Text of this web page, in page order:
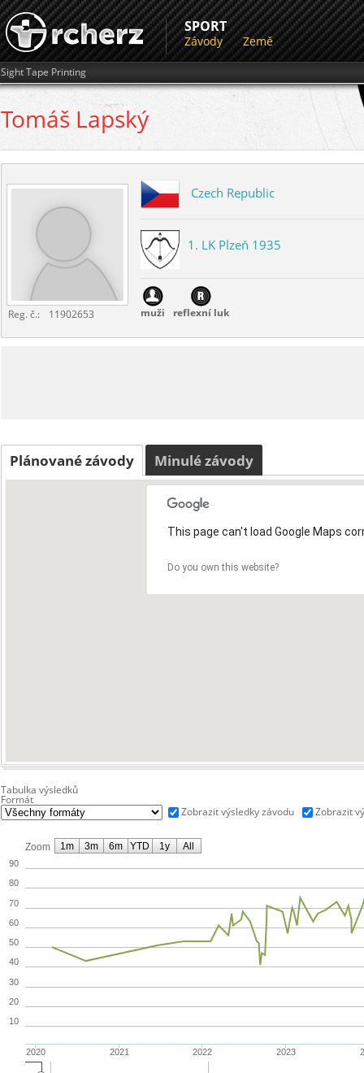
SPORT
Závody Země
Sight Tape Printing
Tomáš Lapský
Reg. č.: 11902653
Czech Republic
1. LK Plzeň 1935
muži reflexní luk
Plánované závody Minulé závody
This page can't load Google Maps
Do you own this website?
Tabulka výsledků
Formát
Zobrazit výsledky závodu
Zobrazit
Zoom
2020 2021 2022 2023
10
20
30
40
50
60
70
80
90
1m 3m 6m YTD 1y All